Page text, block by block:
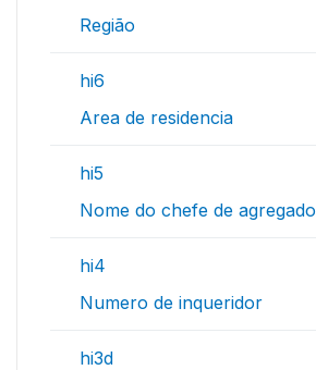
Região
hi6
Area de residencia
hi5
Nome do chefe de agregado
hi4
Numero de inqueridor
hi3d